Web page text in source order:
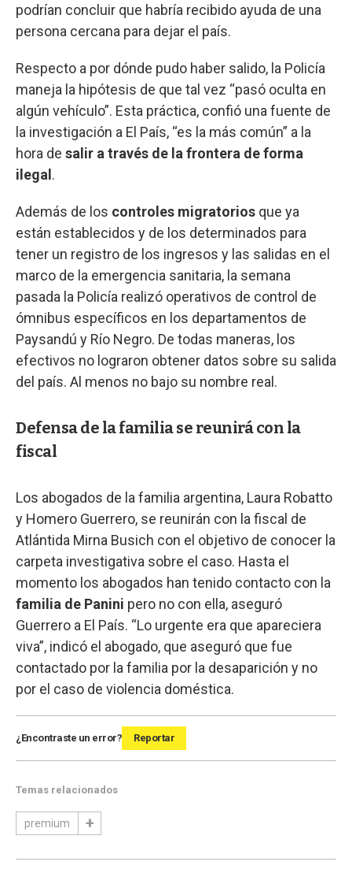
podrían concluir que habría recibido ayuda de una
persona cercana para dejar el país.
Respecto a por dónde pudo haber salido, la Policía
maneja la hipótesis de que tal vez “pasó oculta en
algún vehículo”. Esta práctica, confió una fuente de
la investigación a El País, “es la más común” a la
hora de salir a través de la frontera de forma
ilegal.
Además de los controles migratorios que ya
están establecidos y de los determinados para
tener un registro de los ingresos y las salidas en el
marco de la emergencia sanitaria, la semana
pasada la Policía realizó operativos de control de
ómnibus específicos en los departamentos de
Paysandú y Río Negro. De todas maneras, los
efectivos no lograron obtener datos sobre su salida
del país. Al menos no bajo su nombre real.
Defensa de la familia se reunirá con la
fiscal
Los abogados de la familia argentina, Laura Robatto
y Homero Guerrero, se reunirán con la fiscal de
Atlántida Mirna Busich con el objetivo de conocer la
carpeta investigativa sobre el caso. Hasta el
momento los abogados han tenido contacto con la
familia de Panini pero no con ella, aseguró
Guerrero a El País. “Lo urgente era que apareciera
viva”, indicó el abogado, que aseguró que fue
contactado por la familia por la desaparición y no
por el caso de violencia doméstica.
¿Encontraste un error? Reportar
Temas relacionados
premium